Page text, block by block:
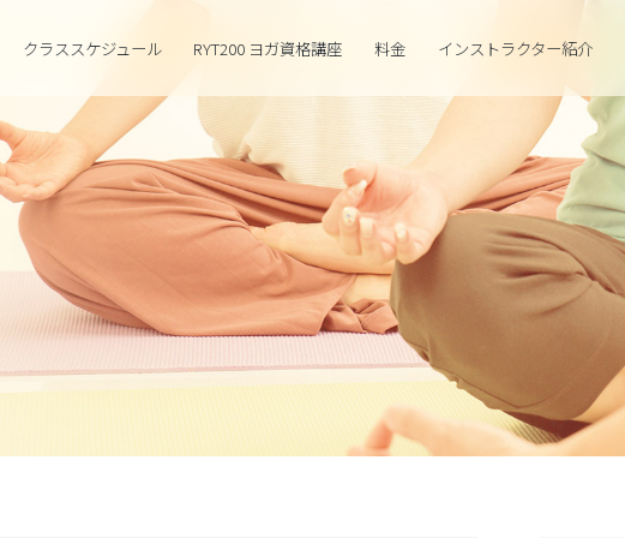
クラススケジュール RYT200 ヨガ資格講座 料金 インストラクター紹介